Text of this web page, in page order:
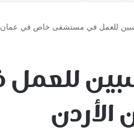
للعمل في مستشفى خاص في عمان